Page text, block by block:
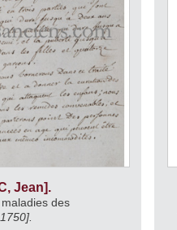
Jean].
des